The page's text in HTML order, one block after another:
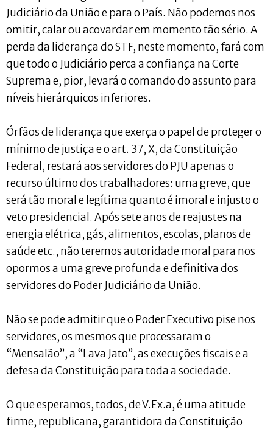
Judiciário da União e para o País. Não podemos nos
omitir, calar ou acovardar em momento tão sério. A
perda da liderança do STF, neste momento, fará com
que todo o Judiciário perca a confiança na Corte
Suprema e, pior, levará o comando do assunto para
níveis hierárquicos inferiores.
Órfãos de liderança que exerça o papel de proteger o
mínimo de justiça e o art. 37, X, da Constituição
Federal, restará aos servidores do PJU apenas o
recurso último dos trabalhadores: uma greve, que
será tão moral e legítima quanto é imoral e injusto o
veto presidencial. Após sete anos de reajustes na
energia elétrica, gás, alimentos, escolas, planos de
saúde etc., não teremos autoridade moral para nos
opormos a uma greve profunda e definitiva dos
servidores do Poder Judiciário da União.
Não se pode admitir que o Poder Executivo pise nos
servidores, os mesmos que processaram o
“Mensalão”, a “Lava Jato”, as execuções fiscais e a
defesa da Constituição para toda a sociedade.
O que esperamos, todos, de V.Ex.a, é uma atitude
firme, republicana, garantidora da Constituição